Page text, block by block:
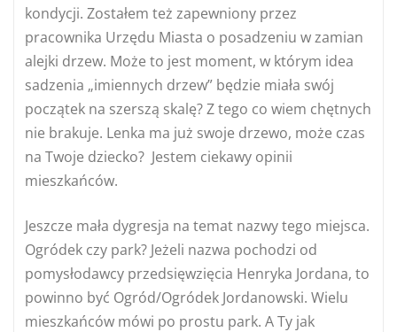
kondycji. Zostałem też zapewniony przez
pracownika Urzędu Miasta o posadzeniu w zamian
alejki drzew. Może to jest moment, w którym idea
sadzenia „imiennych drzew” będzie miała swój
początek na szerszą skalę? Z tego co wiem chętnych
nie brakuje. Lenka ma już swoje drzewo, może czas
na Twoje dziecko? Jestem ciekawy opinii
mieszkańców.
Jeszcze mała dygresja na temat nazwy tego miejsca.
Ogródek czy park? Jeżeli nazwa pochodzi od
pomysłodawcy przedsięwzięcia Henryka Jordana, to
powinno być Ogród/Ogródek Jordanowski. Wielu
mieszkańców mówi po prostu park. A Ty jak